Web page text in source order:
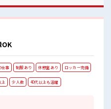
り☆ ロッカー付き職場♪ 程よく残業
なので友人や家族との予定も合わせ
OK
仕事 制服あり 休憩室あり ロッカー完備
上 少人数 40代以上も活躍